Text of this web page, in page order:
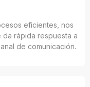
eficientes, nos
rápida respuesta a
de comunicación.